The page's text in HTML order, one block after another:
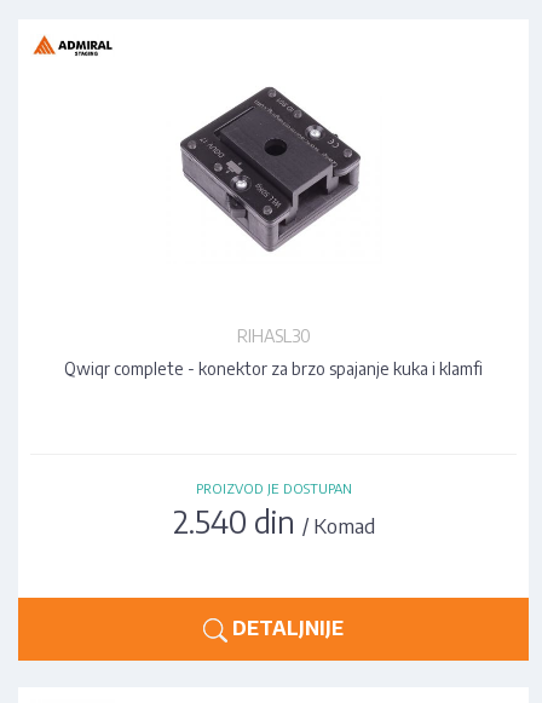
RIHASL30
Qwiqr complete - konektor za brzo spajanje kuka i klamfi
PROIZVOD JE DOSTUPAN
2.540 din / Komad
DETALJNIJE